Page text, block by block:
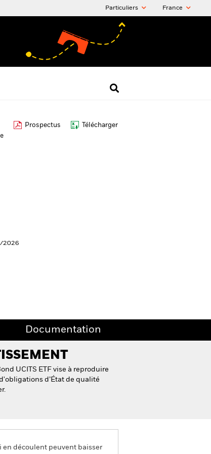
Particuliers France
Prospectus Télécharger
2026
Documentation
UCITS ETF vise à reproduire
d’État de qualité
en découlent peuvent baisser